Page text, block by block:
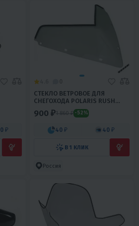
₽
СТЕКЛО ВЕТРОВОЕ ДЛЯ
СНЕГОХОДА POLARIS RUSH
2011- (ВЫСОТА 18СМ,
ТОЛЩИНА 2ММ, ПЭТГ)
900 ₽1 860 ₽ -52%
40 ₽ 40 ₽
В 1 КЛИК
Россия